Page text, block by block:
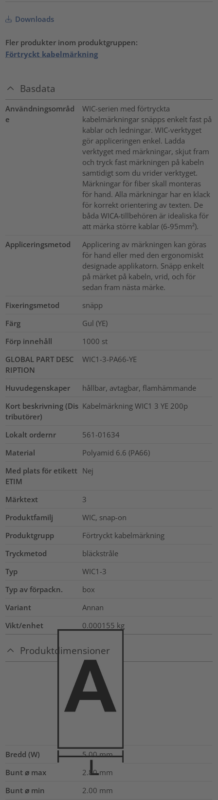
Downloads
Fler produkter inom produktgruppen:
Förtryckt kabelmärkning
Basdata
Användningsområd
e
WIC-serien med förtryckta
kabelmärkningar snäpps enkelt fast på
kablar och ledningar. WIC-verktyget
gör appliceringen enkel. Ladda
verktyget med märkningar, skjut fram
och tryck fast märkningen på kabeln
samtidigt som du vrider verktyget.
Märkningar för fiber skall monteras
för hand. Alla märkningar har en klack
för korrekt orientering av texten. De
båda WICA-tillbehören är idealiska för
att märka större kablar (6-95mm²).
Appliceringsmetod
Applicering av märkningen kan göras
för hand eller med den ergonomiskt
designade applikatorn. Snäpp enkelt
på märket på kabeln, vrid, och för
sedan fram nästa märke.
Fixeringsmetod
snäpp
Färg
Gul (YE)
Förp innehåll
1000 st
GLOBAL PART DESC
RIPTION
WIC1-3-PA66-YE
Huvudegenskaper
hållbar, avtagbar, flamhämmande
Kort beskrivning (Dis
tributörer)
Kabelmärkning WIC1 3 YE 200p
Lokalt ordernr
561-01634
Material
Polyamid 6.6 (PA66)
Med plats för etikett
ETIM
Nej
Märktext
3
Produktfamilj
WIC, snap-on
Produktgrupp
Förtryckt kabelmärkning
Tryckmetod
bläckstråle
Typ
WIC1-3
Typ av förpackn.
box
Variant
Annan
Vikt/enhet
0.000155 kg
Produktdimensioner
Bredd (W) 5.00 mm
Bunt ⌀ max
2.80 mm
Bunt ⌀ min
2.00 mm